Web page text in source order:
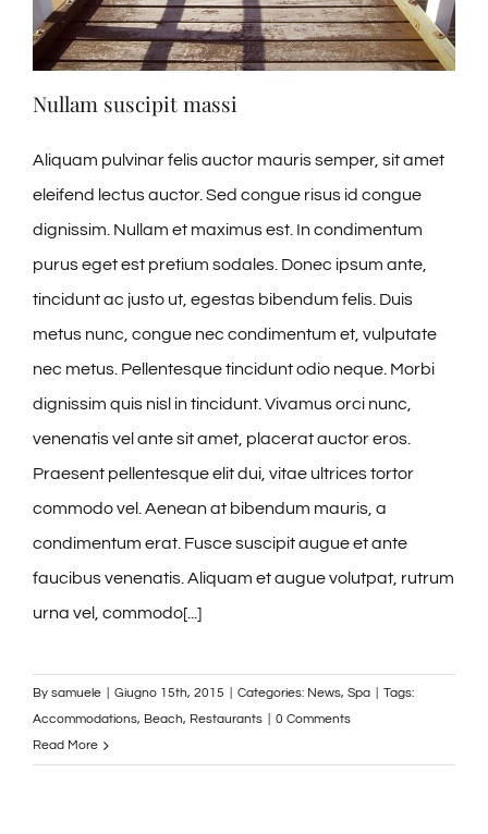
Nullam suscipit massi
Aliquam pulvinar felis auctor mauris semper, sit amet
eleifend lectus auctor. Sed congue risus id congue
dignissim. Nullam et maximus est. In condimentum
purus eget est pretium sodales. Donec ipsum ante,
tincidunt ac justo ut, egestas bibendum felis. Duis
metus nunc, congue nec condimentum et, vulputate
nec metus. Pellentesque tincidunt odio neque. Morbi
dignissim quis nisl in tincidunt. Vivamus orci nunc,
venenatis vel ante sit amet, placerat auctor eros.
Praesent pellentesque elit dui, vitae ultrices tortor
commodo vel. Aenean at bibendum mauris, a
condimentum erat. Fusce suscipit augue et ante
faucibus venenatis. Aliquam et augue volutpat, rutrum
urna vel, commodo[...]
By samuele Giugno 15th, 2015 Categories: News, Spa
Tags:
Accommodations, Beach, Restaurants
0 Comments
Read More